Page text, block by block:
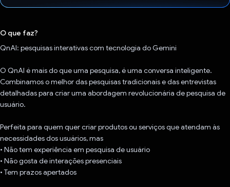
O que faz?
QnAI: pesquisas interativas com tecnologia do Gemini
O QnAI é mais do que uma pesquisa, é uma conversa inteligente.
Combinamos o melhor das pesquisas tradicionais e das entrevistas
detalhadas para criar uma abordagem revolucionária de pesquisa de
usuário.
Perfeita para quem quer criar produtos ou serviços que atendam às
necessidades dos usuários, mas
• Não tem experiência em pesquisa de usuário
• Não gosta de interações presenciais
• Tem prazos apertados